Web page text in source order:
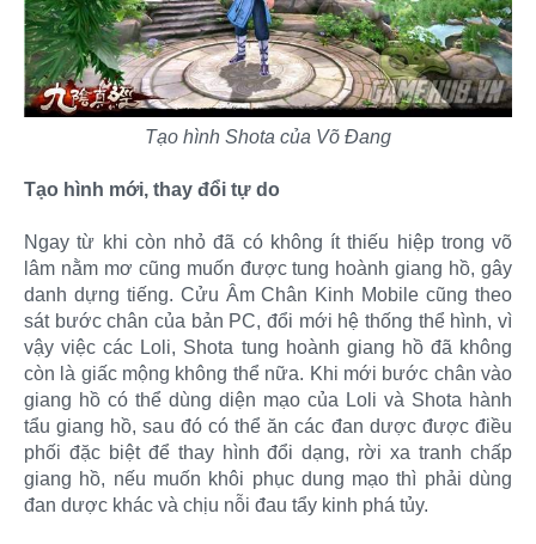
Tạo hình Shota của Võ Đang
Tạo hình mới, thay đổi tự do
Ngay từ khi còn nhỏ đã có không ít thiếu hiệp trong võ
lâm nằm mơ cũng muốn được tung hoành giang hồ, gây
danh dựng tiếng. Cửu Âm Chân Kinh Mobile cũng theo
sát bước chân của bản PC, đổi mới hệ thống thể hình, vì
vậy việc các Loli, Shota tung hoành giang hồ đã không
còn là giấc mộng không thể nữa. Khi mới bước chân vào
giang hồ có thể dùng diện mạo của Loli và Shota hành
tẩu giang hồ, sau đó có thể ăn các đan dược được điều
phối đặc biệt để thay hình đổi dạng, rời xa tranh chấp
giang hồ, nếu muốn khôi phục dung mạo thì phải dùng
đan dược khác và chịu nỗi đau tẩy kinh phá tủy.